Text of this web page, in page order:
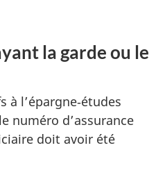
la garde ou le
à l’épargne‑études
numéro d’assurance
doit avoir été